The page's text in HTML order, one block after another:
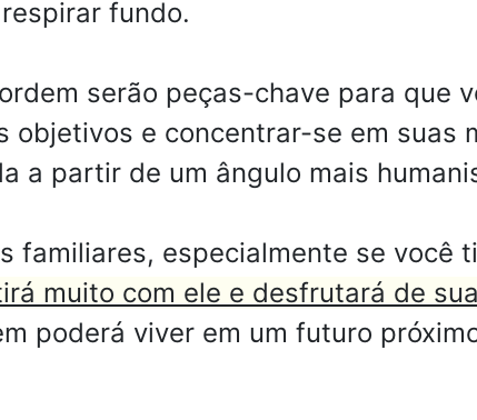
fundo.
serão peças-chave para que
e concentrar-se em suas
a partir de um ângulo mais
familiares, especialmente se você
muito com ele e desfrutará de
poderá viver em um futuro